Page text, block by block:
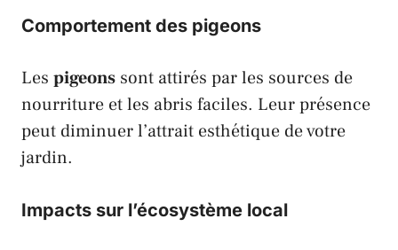
Comportement des pigeons
Les pigeons sont attirés par les sources de
nourriture et les abris faciles. Leur présence
peut diminuer l’attrait esthétique de votre
jardin.
Impacts sur l’écosystème local